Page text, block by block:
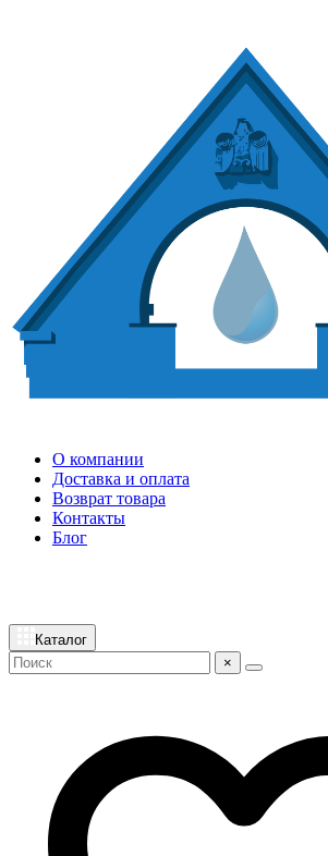
О компании
Доставка и оплата
Возврат товара
Контакты
Блог
Каталог
×